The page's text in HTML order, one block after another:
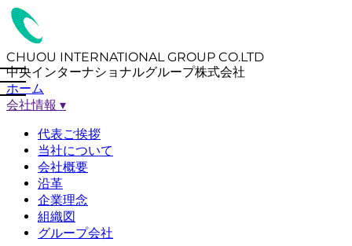
CHUOU INTERNATIONAL GROUP CO.LTD
中央インターナショナルグループ株式会社
ホーム
会社情報 ▾
代表ご挨拶
当社について
会社概要
沿革
企業理念
組織図
グループ会社